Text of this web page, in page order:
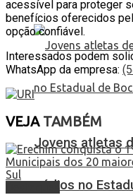
Jovens atletas
pódios no
acessível para proteger
benefícios oferecidos
opção confiável.
Interessados podem
WhatsApp da empresa:
VEJATAMBÉM